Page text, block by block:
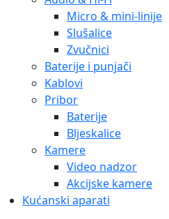
Micro & mini-linije
Slušalice
Zvučnici
Baterije i punjači
Kablovi
Pribor
Baterije
Bljeskalice
Kamere
Video nadzor
Akcijske kamere
Kućanski aparati